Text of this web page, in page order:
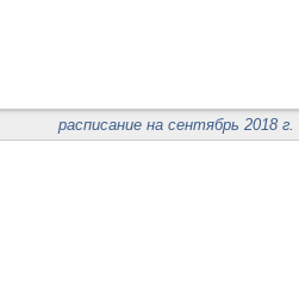
расписание на сентябрь 2018 г.